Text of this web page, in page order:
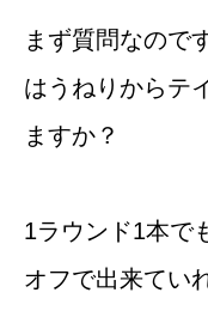
まず質問なので
はうねりからテ
ますか？
1ラウンド1本で
オフで出来てい